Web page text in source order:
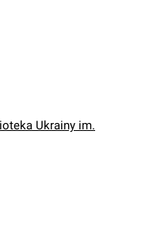
Ukrainy im.